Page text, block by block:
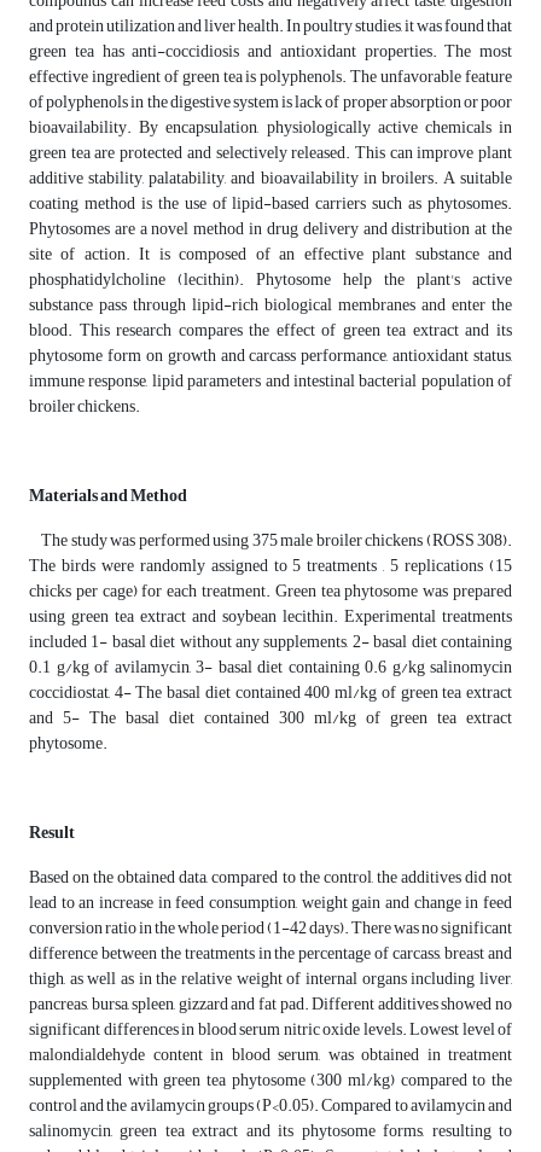
and protein utilization and liver health. In poultry studies, it was found that
green tea has anti-coccidiosis and antioxidant properties. The most
effective ingredient of green tea is polyphenols. The unfavorable feature
of polyphenols in the digestive system is lack of proper absorption or poor
bioavailability. By encapsulation, physiologically active chemicals in
green tea are protected and selectively released. This can improve plant
additive stability, palatability, and bioavailability in broilers. A suitable
coating method is the use of lipid-based carriers such as phytosomes.
Phytosomes are a novel method in drug delivery and distribution at the
site of action. It is composed of an effective plant substance and
phosphatidylcholine (lecithin). Phytosome help the plant's active
substance pass through lipid-rich biological membranes and enter the
blood. This research compares the effect of green tea extract and its
phytosome form on growth and carcass performance, antioxidant status,
immune response, lipid parameters and intestinal bacterial population of
broiler chickens.
Materials and Method
The study was performed using 375 male broiler chickens (ROSS 308).
The birds were randomly assigned to 5 treatments , 5 replications (15
chicks per cage) for each treatment. Green tea phytosome was prepared
using green tea extract and soybean lecithin. Experimental treatments
included 1- basal diet without any supplements, 2- basal diet containing
0.1 g/kg of avilamycin, 3- basal diet containing 0.6 g/kg salinomycin
coccidiostat, 4- The basal diet contained 400 ml/kg of green tea extract
and 5- The basal diet contained 300 ml/kg of green tea extract
phytosome.
Result
Based on the obtained data, compared to the control, the additives did not
lead to an increase in feed consumption, weight gain and change in feed
conversion ratio in the whole period (1-42 days). There was no significant
difference between the treatments in the percentage of carcass, breast and
thigh, as well as in the relative weight of internal organs including liver,
pancreas, bursa, spleen, gizzard and fat pad. Different additives showed no
significant differences in blood serum nitric oxide levels. Lowest level of
malondialdehyde content in blood serum, was obtained in treatment
supplemented with green tea phytosome (300 ml/kg) compared to the
control and the avilamycin groups (P<0.05). Compared to avilamycin and
salinomycin, green tea extract and its phytosome forms, resulting to